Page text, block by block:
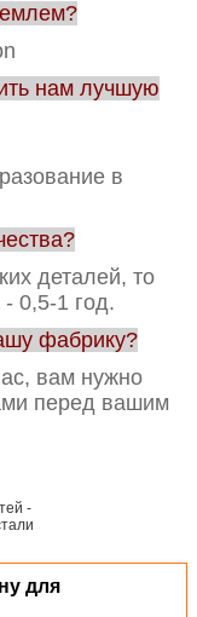
нам лучшую
в
деталей, то
0,5-1 год.
фабрику?
вам нужно
перед вашим
для